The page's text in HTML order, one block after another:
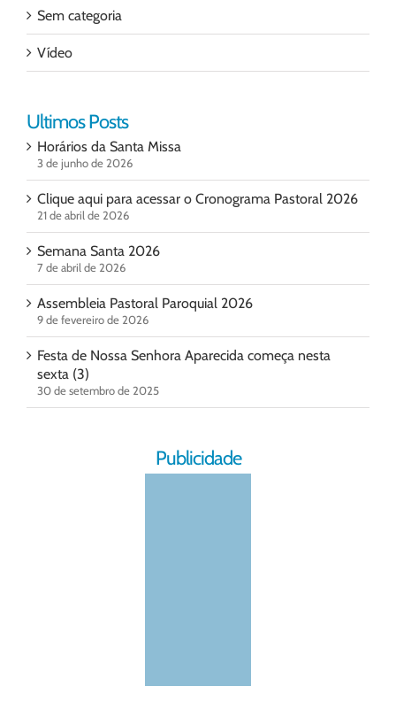
Sem categoria
Vídeo
Ultimos Posts
Horários da Santa Missa
3 de junho de 2026
Clique aqui para acessar o Cronograma Pastoral 2026
21 de abril de 2026
Semana Santa 2026
7 de abril de 2026
Assembleia Pastoral Paroquial 2026
9 de fevereiro de 2026
Festa de Nossa Senhora Aparecida começa nesta
sexta (3)
30 de setembro de 2025
Publicidade